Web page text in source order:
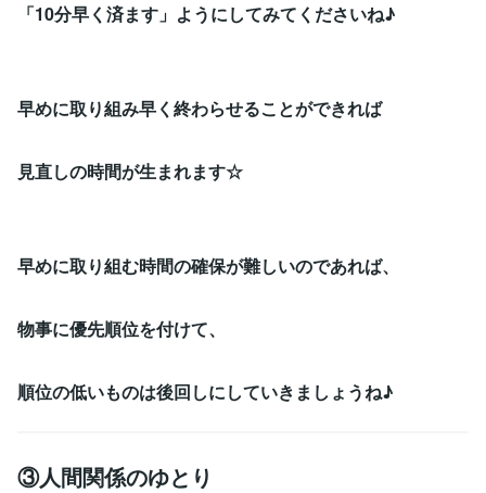
「10分早く済ます」ようにしてみてくださいね♪
早めに取り組み早く終わらせることができれば
見直しの時間が生まれます☆
早めに取り組む時間の確保が難しいのであれば、
物事に優先順位を付けて、
順位の低いものは後回しにしていきましょうね♪
③人間関係のゆとり